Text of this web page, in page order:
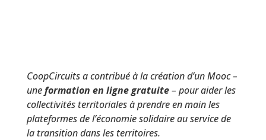
CoopCircuits a contribué à la création d’un Mooc –
uneformation en ligne gratuite– pour aider les
collectivités territoriales à prendre en main les
plateformes de l’économie solidaire au service de
la transition dans les territoires.